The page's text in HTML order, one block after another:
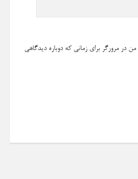
در مرورگر برای زمانی که دوباره دیدگاهی